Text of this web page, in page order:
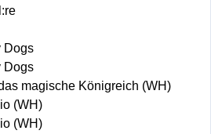
Dogs
Dogs
magische Königreich (WH)
(WH)
(WH)